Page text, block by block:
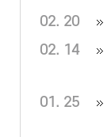
02. 20
02. 14
01. 25